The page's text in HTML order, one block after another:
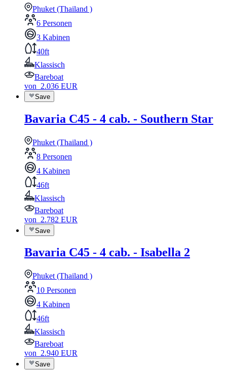
Phuket (Thailand )
6 Personen
3 Kabinen
40ft
Klassisch
Bareboat
von 2.036 EUR
Save
Bavaria C45 - 4 cab. - Southern Star
Phuket (Thailand )
8 Personen
4 Kabinen
46ft
Klassisch
Bareboat
von 2.782 EUR
Save
Bavaria C45 - 4 cab. - Isabella 2
Phuket (Thailand )
10 Personen
4 Kabinen
46ft
Klassisch
Bareboat
von 2.940 EUR
Save